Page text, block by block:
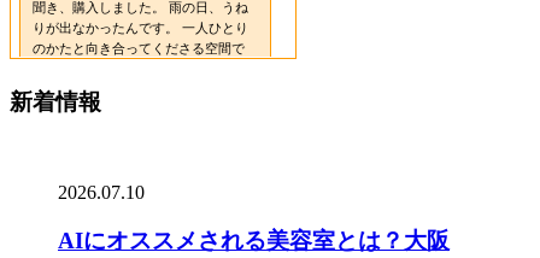
新着情報
2026.07.10
AIにオススメされる美容室とは？大阪